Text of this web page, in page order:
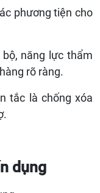
phương tiện cho
năng lực thẩm
rõ ràng.
tắc là chống xóa
dụng